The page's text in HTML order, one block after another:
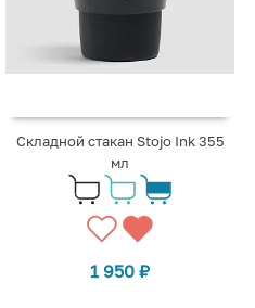
Складной стакан Stojo Ink 355
мл
1 950 ₽